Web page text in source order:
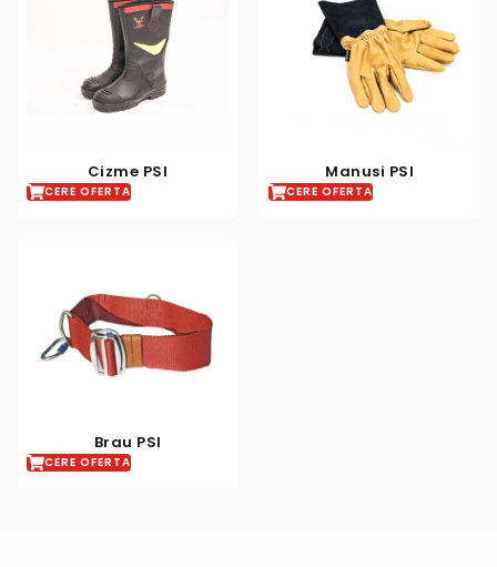
Cizme PSI
CERE OFERTA
Manusi PSI
CERE OFERTA
Brau PSI
CERE OFERTA